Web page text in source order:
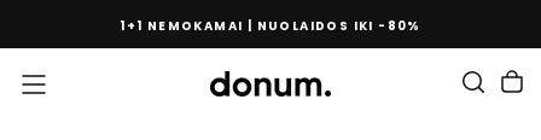
TURINIO
1+1 NEMOKAMAI | NUOLAIDOS IKI -80%